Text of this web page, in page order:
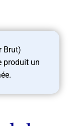
Brut)
produit un